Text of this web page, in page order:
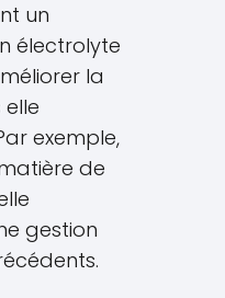
un
électrolyte
la
elle
exemple,
de
gestion